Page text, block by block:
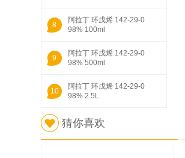
8
阿拉丁 环戊烯 142-29-0
98% 100ml
9
阿拉丁 环戊烯 142-29-0
98% 500ml
10
阿拉丁 环戊烯 142-29-0
98% 2.5L
猜你喜欢